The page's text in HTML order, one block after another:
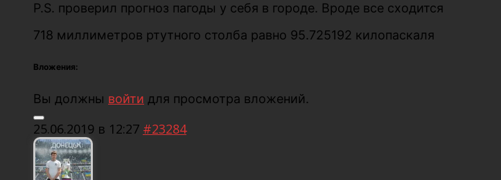
P.S. проверил прогноз пагоды у себя в городе. Вроде все сходится
718 миллиметров ртутного столба равно 95.725192 килопаскаля
Вложения:
Вы должны войти для просмотра вложений.
25.06.2019 в 12:27 #23284